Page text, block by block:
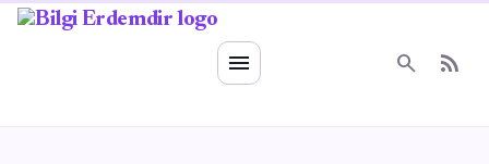
menu
Ruhsal Enerji
search rss_feed